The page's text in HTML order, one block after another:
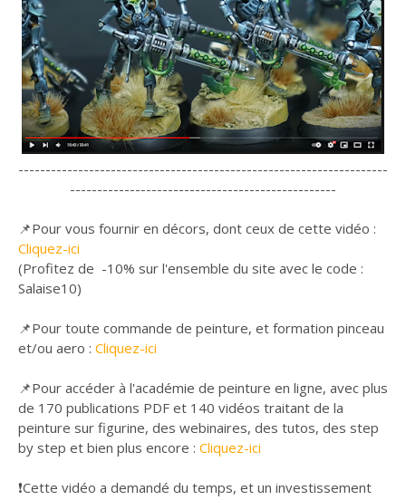
--------------------------------------------------------------------
-------------------------------------------------
📌Pour vous fournir en décors, dont ceux de cette vidéo :
Cliquez-ici
(Profitez de -10% sur l'ensemble du site avec le code :
Salaise10)
📌Pour toute commande de peinture, et formation pinceau
et/ou aero : Cliquez-ici
📌Pour accéder à l'académie de peinture en ligne, avec plus
de 170 publications PDF et 140 vidéos traitant de la
peinture sur figurine, des webinaires, des tutos, des step
by step et bien plus encore : Cliquez-ici
❗Cette vidéo a demandé du temps, et un investissement